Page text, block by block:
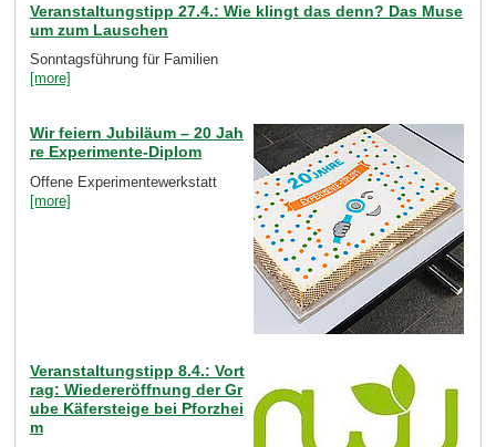
Veranstaltungstipp 27.4.: Wie klingt das denn? Das Muse
um zum Lauschen
Sonntagsführung für Familien
[more]
Wir feiern Jubiläum – 20 Jah
re Experimente-Diplom
Offene Experimentewerkstatt
[more]
Veranstaltungstipp 8.4.: Vort
rag: Wiedereröffnung der Gr
ube Käfersteige bei Pforzhei
m